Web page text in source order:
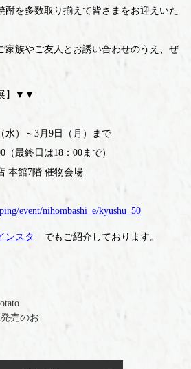
酎を多数取り揃えて皆さまをお迎えいた
家族やご友人とお誘い合わせのうえ、ぜ
】▼▼
）～3月9日（月）まで
最終日は18：00まで）
館7階 催物会場
event/nihombashi_e/kyushu_50
ンスタ でもご紹介しております。
売のお